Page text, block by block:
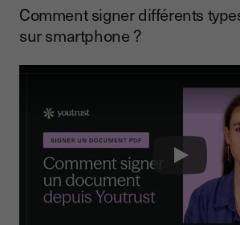
Comment signer différents
sur smartphone ?
Play